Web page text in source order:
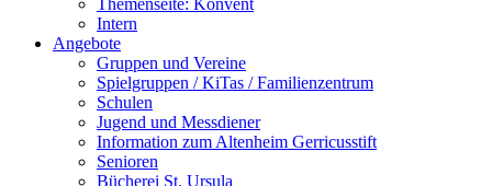
Themenseite: Konvent
Intern
Angebote
Gruppen und Vereine
Spielgruppen / KiTas / Familienzentrum
Schulen
Jugend und Messdiener
Information zum Altenheim Gerricusstift
Senioren
Bücherei St. Ursula